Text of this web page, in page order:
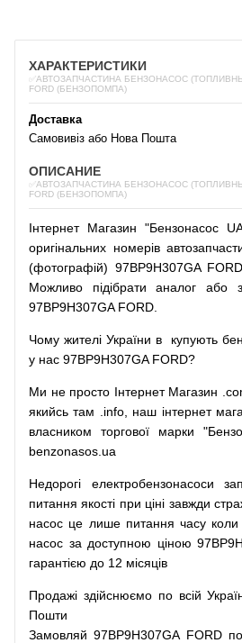
ХАРАКТЕРИСТИКИ
✅АВТОЗАПЧАСТИНА БЕНЗОНАСОС
FORD (БЕНЗОПОМПА)
Доставка
Самовивіз або Нова Пошта
ОПИСАНИЕ
✅АВТОЗАПЧАСТИНА БЕНЗОНАСОС
FORD (БЕНЗОПОМПА)
Інтернет Магазин "Бензонасос
оригінальних номерів
(фотографій) 97BP9H307GA
Можливо
підібрати аналог або
97BP9H307GA FORD.
Чому жителі України в купують
у нас 97BP9H307GA FORD?
Ми не просто Інтернет Магазин
якийсь там .info, наш інтернет
власником
торгової марки "
benzonasos.ua
Недорогі електробензонасоси
питання якості при ціні завжди
насос це лише питання часу коли
насос за доступною ціною
гарантією до 12 місяців
Продажі здійснюємо по всій
Пошти
Замовляй 97BP9H307GA FORD